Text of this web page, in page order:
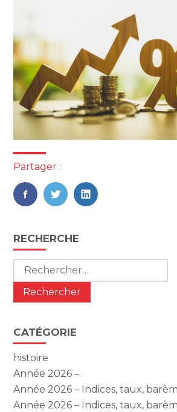
Partager :
FaceBook
TwitterLinkedIn
Blog
sidebar
RECHERCHE
Rechercher :
CATÉGORIE
histoire
Année 2026 –
Année 2026 – Indices, taux,
Année 2026 – Indices, taux,